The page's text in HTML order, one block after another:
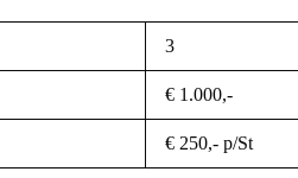
3
€ 1.000,-
€ 250,- p/St